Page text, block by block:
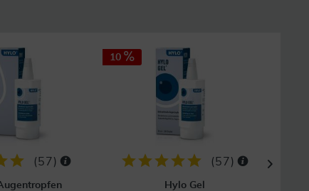
(57 )
10
(57 )
Hylo Gel